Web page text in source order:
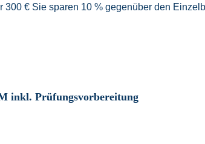
300 € Sie sparen 10 % gegenüber den
inkl. Prüfungsvorbereitung